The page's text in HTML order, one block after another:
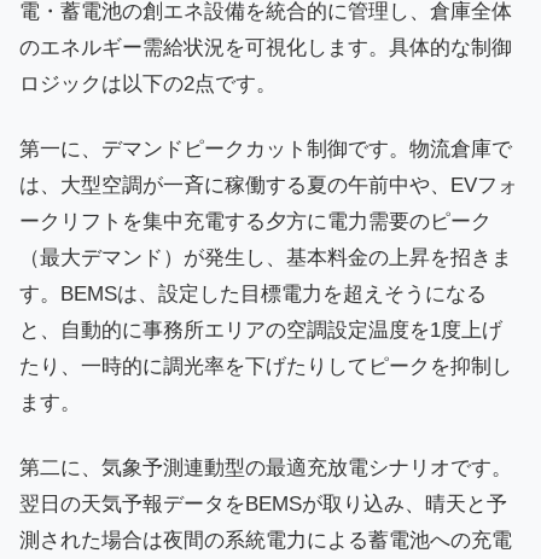
電・蓄電池の創エネ設備を統合的に管理し、倉庫全体
のエネルギー需給状況を可視化します。具体的な制御
ロジックは以下の2点です。
第一に、デマンドピークカット制御です。物流倉庫で
は、大型空調が一斉に稼働する夏の午前中や、EVフォ
ークリフトを集中充電する夕方に電力需要のピーク
（最大デマンド）が発生し、基本料金の上昇を招きま
す。BEMSは、設定した目標電力を超えそうになる
と、自動的に事務所エリアの空調設定温度を1度上げ
たり、一時的に調光率を下げたりしてピークを抑制し
ます。
第二に、気象予測連動型の最適充放電シナリオです。
翌日の天気予報データをBEMSが取り込み、晴天と予
測された場合は夜間の系統電力による蓄電池への充電